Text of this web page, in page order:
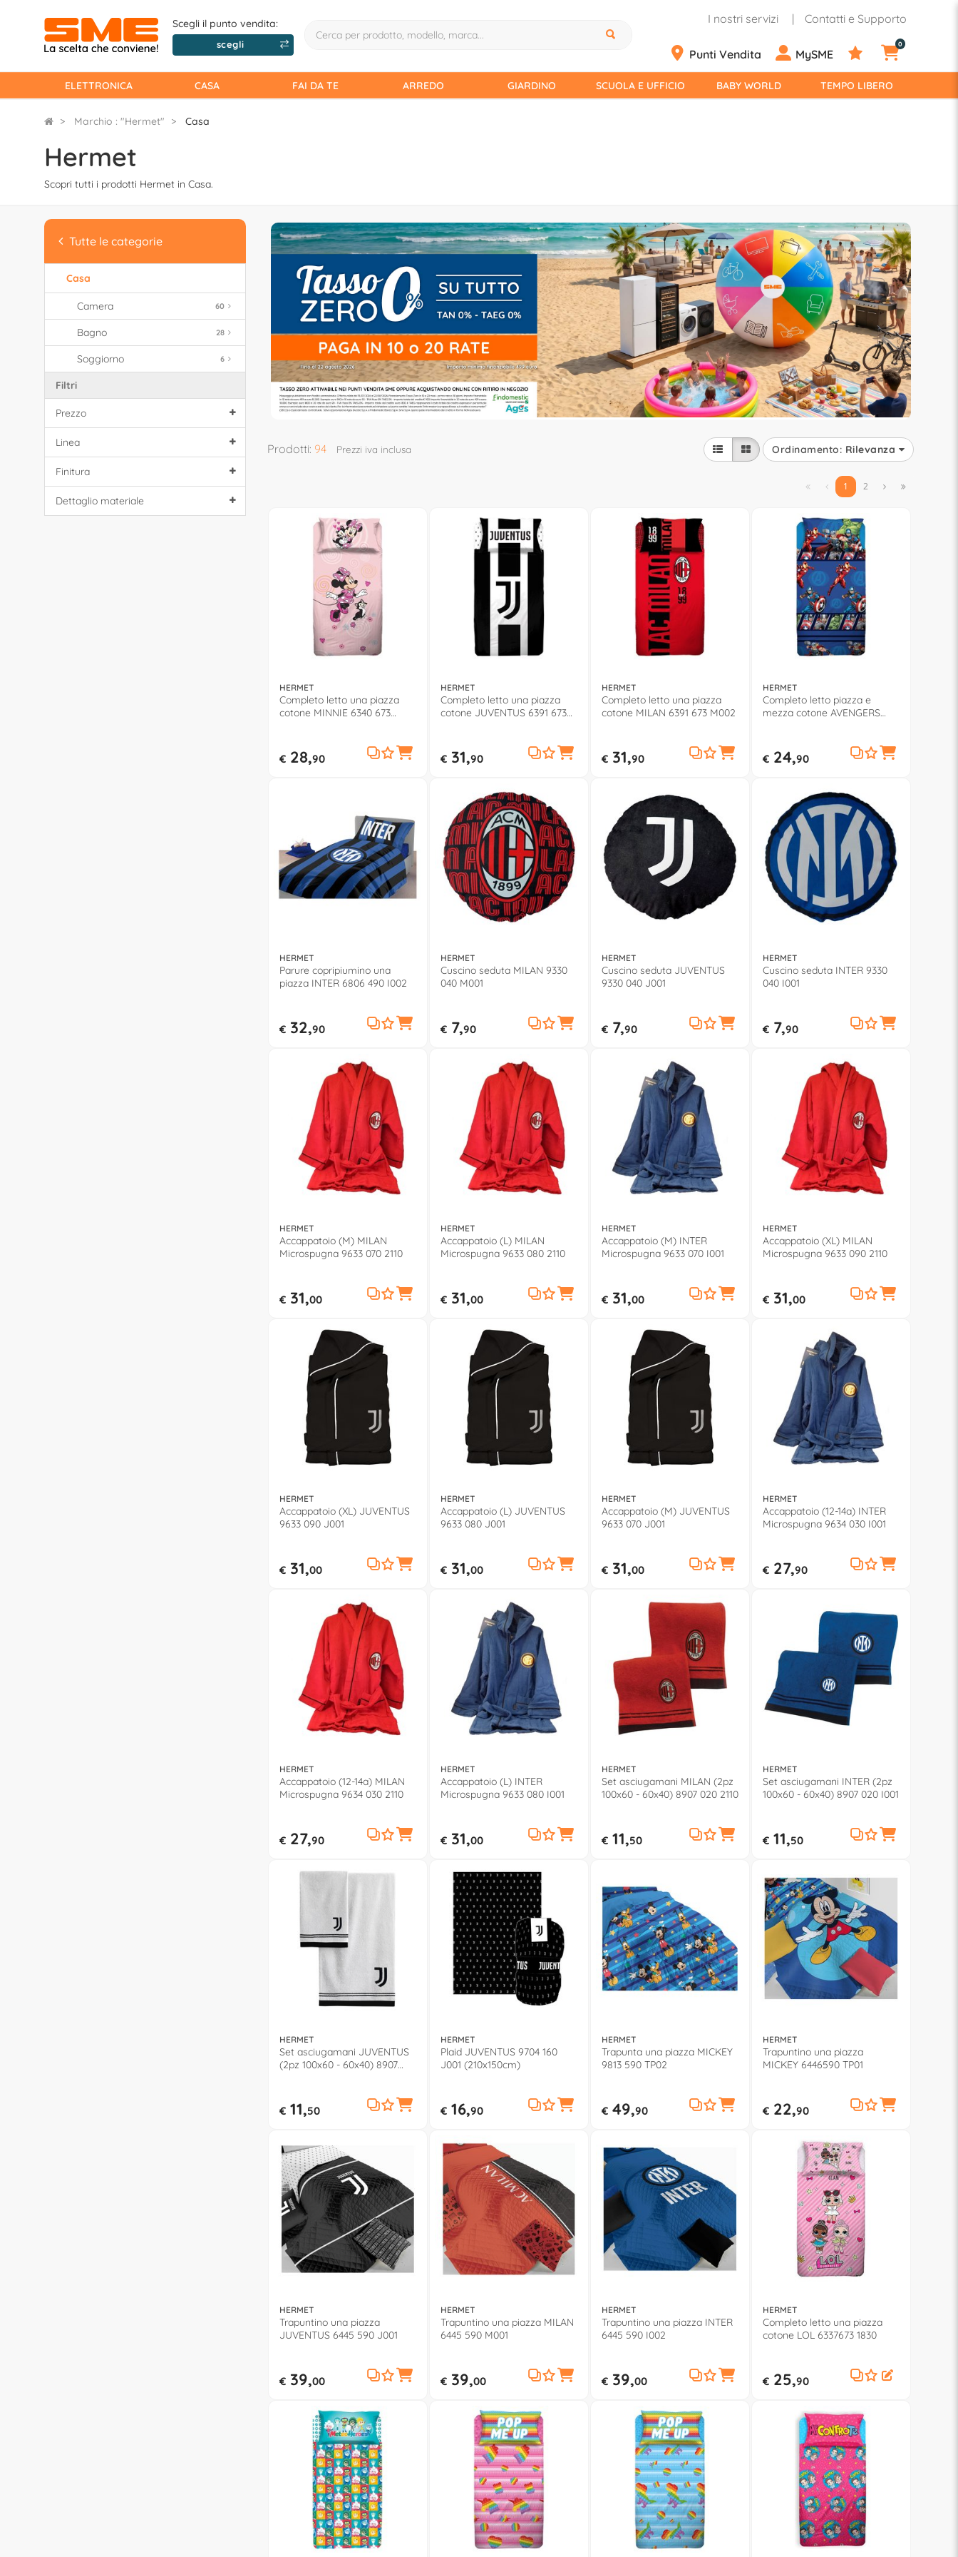
Scegli il punto vendita:
scegli
I nostri servizi Contatti e Supporto
Punti Vendita MySME
0
ELETTRONICA CASA FAI DA TE ARREDO GIARDINO SCUOLA E UFFICIO BABY WORLD TEMPO LIBERO
Marchio : "Hermet" Casa
Hermet
Scopri tutti i prodotti Hermet in Casa.
Tutte le categorie
Casa
60
Camera
28
Bagno
6
Soggiorno
Filtri
Prezzo
Linea
Finitura
Dettaglio materiale
Prodotti: 94 Prezzi iva inclusa Ordinamento: Rilevanza
  1 2  
HERMET
Completo letto una piazza
cotone MINNIE 6340 673
€28,90
HERMET
Completo letto una piazza
cotone JUVENTUS 6391 673
€31,90
HERMET
Completo letto una piazza
cotone MILAN 6391 673 M002
€31,90
HERMET
Completo letto piazza e
mezza cotone AVENGERS
€24,90
HERMET
Parure copripiumino una
piazza INTER 6806 490 I002
€32,90
HERMET
Cuscino seduta MILAN 9330
040 M001
€7,90
HERMET
Cuscino seduta JUVENTUS
9330 040 J001
€7,90
HERMET
Cuscino seduta INTER 9330
040 I001
€7,90
HERMET
Accappatoio (M) MILAN
Microspugna 9633 070 2110
€31,00
HERMET
Accappatoio (L) MILAN
Microspugna 9633 080 2110
€31,00
HERMET
Accappatoio (M) INTER
Microspugna 9633 070 I001
€31,00
HERMET
Accappatoio (XL) MILAN
Microspugna 9633 090 2110
€31,00
HERMET
Accappatoio (XL) JUVENTUS
9633 090 J001
€31,00
HERMET
Accappatoio (L) JUVENTUS
9633 080 J001
€31,00
HERMET
Accappatoio (M) JUVENTUS
9633 070 J001
€31,00
HERMET
Accappatoio (12-14a) INTER
Microspugna 9634 030 I001
€27,90
HERMET
Accappatoio (12-14a) MILAN
Microspugna 9634 030 2110
€27,90
HERMET
Accappatoio (L) INTER
Microspugna 9633 080 I001
€31,00
HERMET
Set asciugamani MILAN (2pz
100x60 - 60x40) 8907 020 2110
€11,50
HERMET
Set asciugamani INTER (2pz
100x60 - 60x40) 8907 020 I001
€11,50
HERMET
Set asciugamani JUVENTUS
(2pz 100x60 - 60x40) 8907
€11,50
HERMET
Plaid JUVENTUS 9704 160
J001 (210x150cm)
€16,90
HERMET
Trapunta una piazza MICKEY
9813 590 TP02
€49,90
HERMET
Trapuntino una piazza
MICKEY 6446590 TP01
€22,90
HERMET
Trapuntino una piazza
JUVENTUS 6445 590 J001
€39,00
HERMET
Trapuntino una piazza MILAN
6445 590 M001
€39,00
HERMET
Trapuntino una piazza INTER
6445 590 I002
€39,00
HERMET
Completo letto una piazza
cotone LOL 6337673 1830
€25,90